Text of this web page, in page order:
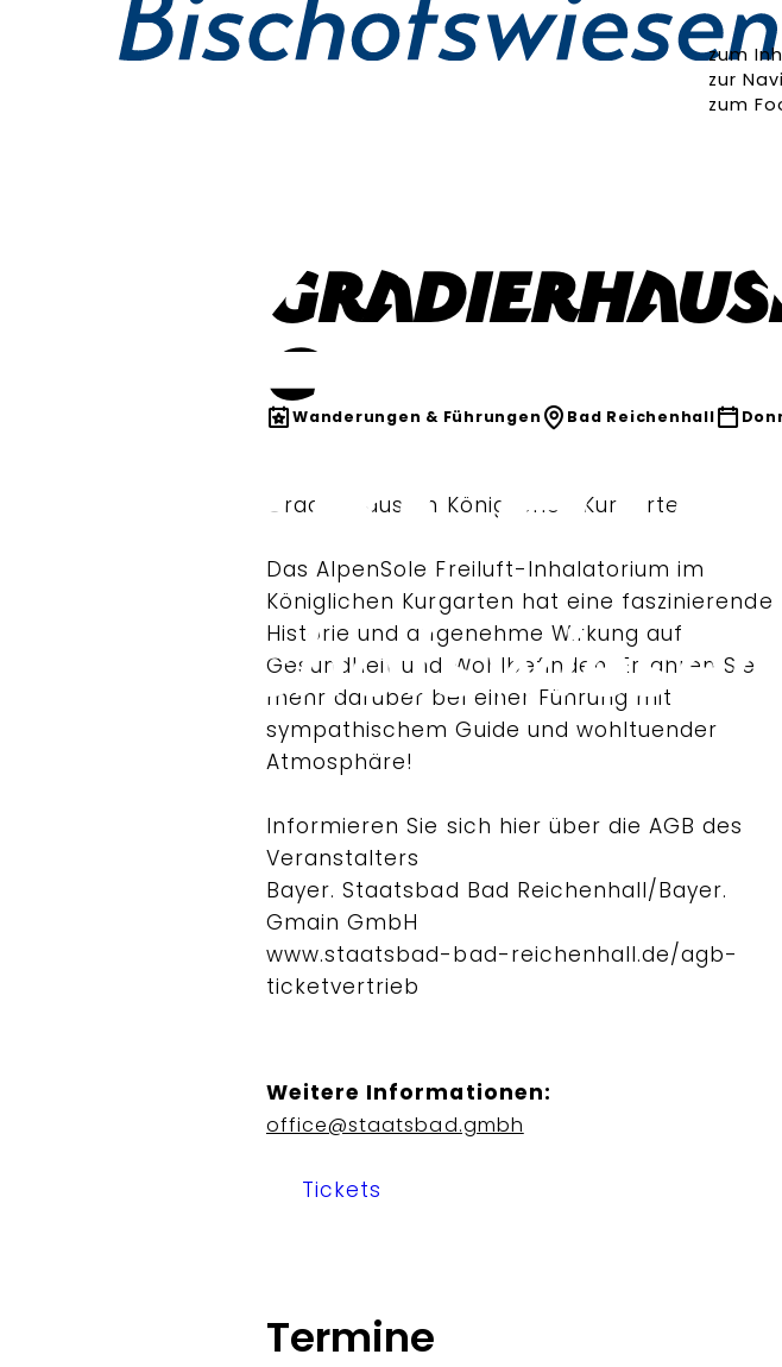
zum
zur
zum
G
Wanderungen & Führungen Bad Reichenhall
Gradierhaus im Königlichen Kurgarten
Das AlpenSole Freiluft-Inhalatorium im
Königlichen Kurgarten hat eine faszinierende
Historie und angenehme Wirkung auf
Gesundheit und Wohlbefinden. Erfahren Sie
mehr darüber bei einer Führung mit
sympathischem Guide und wohltuender
Atmosphäre!
Informieren Sie sich hier über die AGB des
Veranstalters
Bayer. Staatsbad Bad Reichenhall/Bayer.
Gmain GmbH
www.staatsbad-bad-reichenhall.de/agb-
ticketvertrieb
Weitere Informationen:
office@staatsbad.gmbh
Tickets
Termine